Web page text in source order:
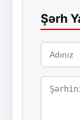
Şərh